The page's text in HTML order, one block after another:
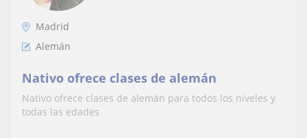
Madrid
Alemán
Nativo ofrece clases de alemán
Nativo ofrece clases de alemán para todos los niveles y
todas las edades